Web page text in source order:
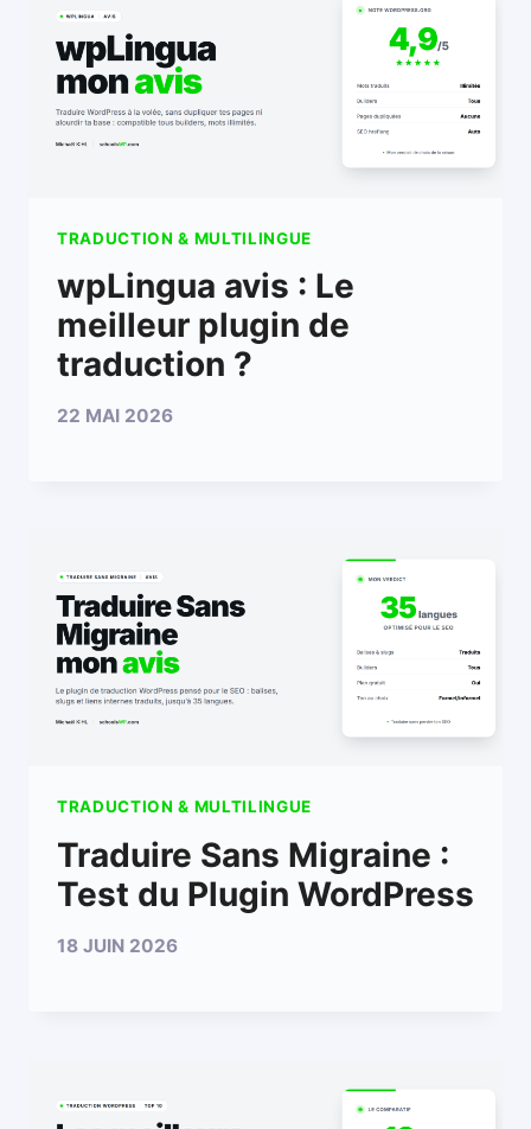
TRADUCTION & MULTILINGUE
wpLingua avis : Le
meilleur plugin de
traduction ?
22 MAI 2026
TRADUCTION & MULTILINGUE
Traduire Sans Migraine :
Test du Plugin WordPress
18 JUIN 2026